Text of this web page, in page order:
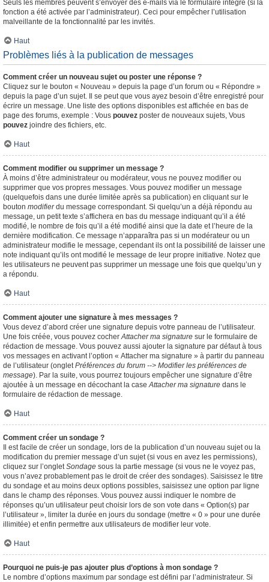
Seuls les membres peuvent s’envoyer des e-mails via le formulaire intégré (si la
fonction a été activée par l’administrateur). Ceci pour empêcher l’utilisation
malveillante de la fonctionnalité par les invités.
Haut
Problèmes liés à la publication de messages
Comment créer un nouveau sujet ou poster une réponse ?
Cliquez sur le bouton « Nouveau » depuis la page d’un forum ou « Répondre »
depuis la page d’un sujet. Il se peut que vous ayez besoin d’être enregistré pour
écrire un message. Une liste des options disponibles est affichée en bas de
page des forums, exemple : Vous pouvez poster de nouveaux sujets, Vous
pouvez joindre des fichiers, etc.
Haut
Comment modifier ou supprimer un message ?
À moins d’être administrateur ou modérateur, vous ne pouvez modifier ou
supprimer que vos propres messages. Vous pouvez modifier un message
(quelquefois dans une durée limitée après sa publication) en cliquant sur le
bouton modifierdu message correspondant. Si quelqu’un a déjà répondu au
message, un petit texte s’affichera en bas du message indiquant qu’il a été
modifié, le nombre de fois qu’il a été modifié ainsi que la date et l’heure de la
dernière modification. Ce message n’apparaîtra pas si un modérateur ou un
administrateur modifie le message, cependant ils ont la possibilité de laisser une
note indiquant qu’ils ont modifié le message de leur propre initiative. Notez que
les utilisateurs ne peuvent pas supprimer un message une fois que quelqu’un y
a répondu.
Haut
Comment ajouter une signature à mes messages ?
Vous devez d’abord créer une signature depuis votre panneau de l’utilisateur.
Une fois créée, vous pouvez cocherAttacher ma signature sur le formulaire de
rédaction de message. Vous pouvez aussi ajouter la signature par défaut à tous
vos messages en activant l’option « Attacher ma signature » à partir du panneau
de l’utilisateur (ongletPréférences du forum --> Modifier les préférences de
message). Par la suite, vous pourrez toujours empêcher une signature d’être
ajoutée à un message en décochant la caseAttacher ma signature dans le
formulaire de rédaction de message.
Haut
Comment créer un sondage ?
Il est facile de créer un sondage, lors de la publication d’un nouveau sujet ou la
modification du premier message d’un sujet (si vous en avez les permissions),
cliquez sur l’ongletSondage sous la partie message (si vous ne le voyez pas,
vous n’avez probablement pas le droit de créer des sondages). Saisissez le titre
du sondage et au moins deux options possibles, saisissez une option par ligne
dans le champ des réponses. Vous pouvez aussi indiquer le nombre de
réponses qu’un utilisateur peut choisir lors de son vote dans « Option(s) par
l’utilisateur », limiter la durée en jours du sondage (mettre « 0 » pour une durée
illimitée) et enfin permettre aux utilisateurs de modifier leur vote.
Haut
Pourquoi ne puis-je pas ajouter plus d’options à mon sondage ?
Le nombre d’options maximum par sondage est défini par l’administrateur. Si